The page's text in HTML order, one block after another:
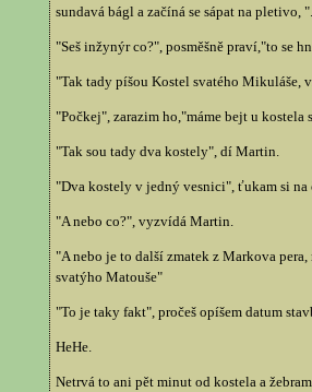
sundavá bágl a začíná se sápat na pletivo,
"Seš inžynýr co?", posměšně praví,"to se
"Tak tady píšou Kostel svatého Mikuláše,
"Počkej", zarazim ho,"máme bejt u
"Tak sou tady dva kostely", dí Martin.
"Dva kostely v jedný vesnici", ťukam si na
"A nebo co?", vyzvídá Martin.
"A nebo je to další zmatek z Markova
svatýho Matouše"
"To je taky fakt", pročeš opíšem datum
HeHe.
Netrvá to ani pět minut od kostela a